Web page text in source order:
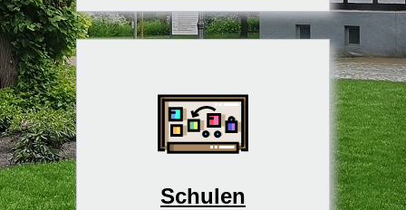
Schulen